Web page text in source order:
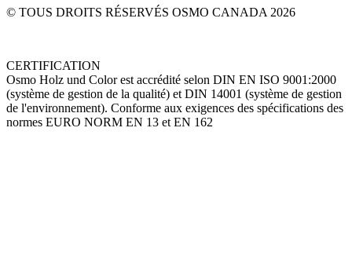
© TOUS DROITS RÉSERVÉS OSMO CANADA 2026
CERTIFICATION
Osmo Holz und Color est accrédité selon DIN EN ISO 9001:2000
(système de gestion de la qualité) et DIN 14001 (système de gestion
de l'environnement). Conforme aux exigences des spécifications des
normes EURO NORM EN 13 et EN 162